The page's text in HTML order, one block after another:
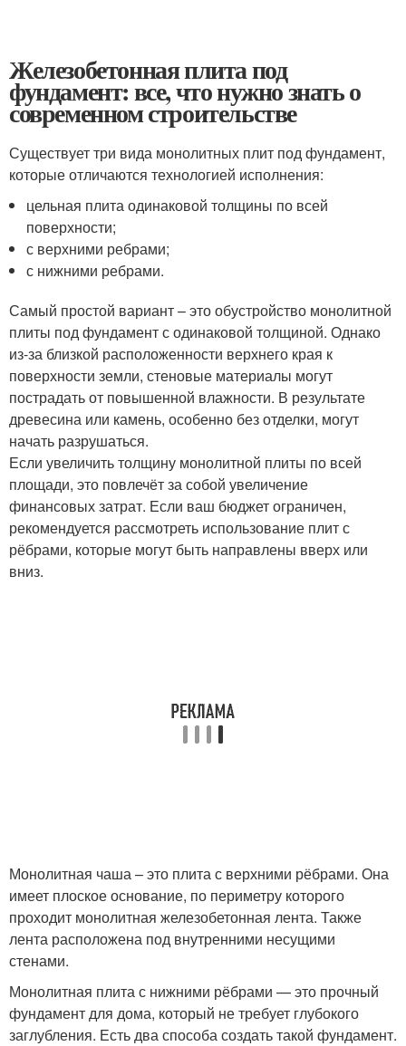
Железобетонная плита под
фундамент: все, что нужно знать о
современном строительстве
Существует три вида монолитных плит под фундамент,
которые отличаются технологией исполнения:
цельная плита одинаковой толщины по всей
поверхности;
с верхними ребрами;
с нижними ребрами.
Самый простой вариант – это обустройство монолитной
плиты под фундамент с одинаковой толщиной. Однако
из-за близкой расположенности верхнего края к
поверхности земли, стеновые материалы могут
пострадать от повышенной влажности. В результате
древесина или камень, особенно без отделки, могут
начать разрушаться.
Если увеличить толщину монолитной плиты по всей
площади, это повлечёт за собой увеличение
финансовых затрат. Если ваш бюджет ограничен,
рекомендуется рассмотреть использование плит с
рёбрами, которые могут быть направлены вверх или
вниз.
Монолитная чаша – это плита с верхними рёбрами. Она
имеет плоское основание, по периметру которого
проходит монолитная железобетонная лента. Также
лента расположена под внутренними несущими
стенами.
Монолитная плита с нижними рёбрами — это прочный
фундамент для дома, который не требует глубокого
заглубления. Есть два способа создать такой фундамент.